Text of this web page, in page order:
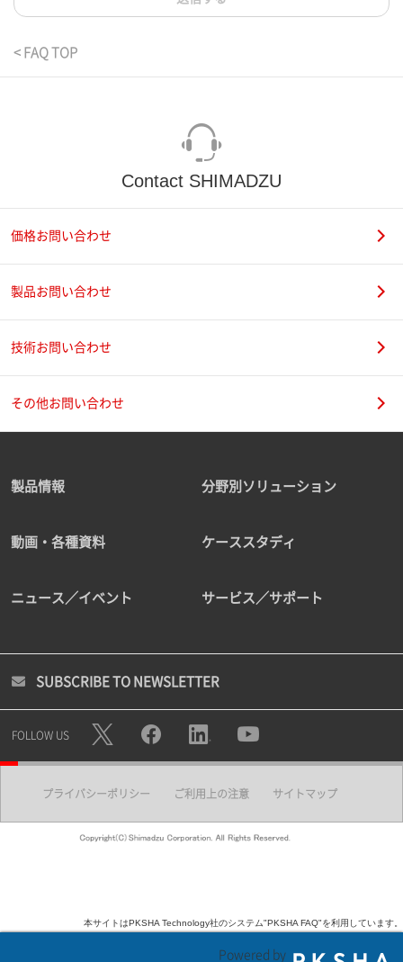
< FAQ TOP
Contact SHIMADZU
価格お問い合わせ
製品お問い合わせ
技術お問い合わせ
その他お問い合わせ
製品情報 分野別ソリューション
動画・各種資料 ケーススタディ
ニュース／イベント サービス／サポート
SUBSCRIBE TO NEWSLETTER
FOLLOW US
プライバシーポリシー ご利用上の注意 サイトマップ
本サイトはPKSHA Technology社のシステム"PKSHA FAQ"を利用しています。
Powered by